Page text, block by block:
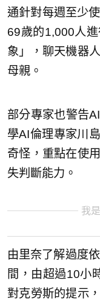
通針對每週至少
69歲的1,000人
象」，聊天機器
母親。
部分專家也警告
學AI倫理專家川
奇怪，重點在使
失判斷能力。
我
由里奈了解過度
間，由超過10小
對克勞斯的提示